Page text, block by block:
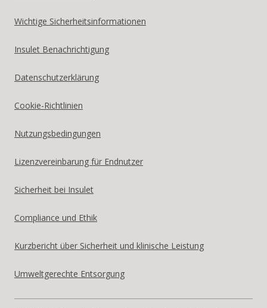
Wichtige Sicherheitsinformationen
Insulet Benachrichtigung
Datenschutzerklärung
Cookie-Richtlinien
Nutzungsbedingungen
Lizenzvereinbarung für Endnutzer
Sicherheit bei Insulet
Compliance und Ethik
Kurzbericht über Sicherheit und klinische Leistung
Umweltgerechte Entsorgung